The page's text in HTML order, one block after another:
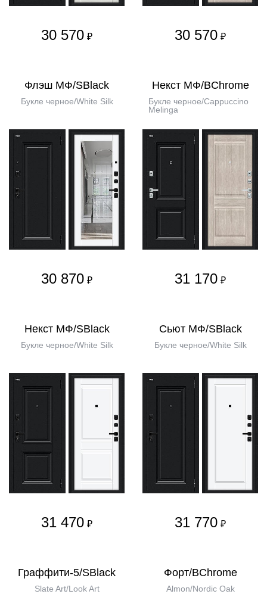
30 570 ₽ 30 570 ₽
Флэш МФ/SBlack
Букле черное/White Silk
30 870 ₽
Некст МФ/BChrome
Букле черное/Cappuccino
Melinga
31 170 ₽
Некст МФ/SBlack
Букле черное/White Silk
31 470 ₽
Сьют МФ/SBlack
Букле черное/White Silk
31 770 ₽
Граффити-5/SBlack
Slate Art/Look Art
Форт/BChrome
Almon/Nordic Oak